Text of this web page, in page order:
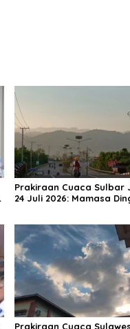
Prakiraan Cuaca Sulbar
24 Juli 2026: Mamasa
Prakiraan Cuaca